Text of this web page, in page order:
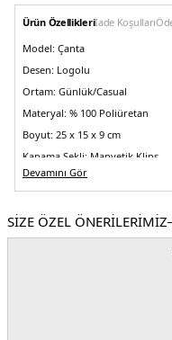
Ürün Özellikleriİade Koşulları
Model: Çanta
Desen: Logolu
Ortam: Günlük/Casual
Materyal: % 100 Poliüretan
Boyut: 25 x 15 x 9 cm
Kapama Şekli: Manyetik Klips
Yaş Grubu:Yetişkin
Menşei:Kamboçya
Detaylar:- İki iç bölme- İki iç
Devamını Gör
SİZE ÖZEL ÖNERİLERİMİZ